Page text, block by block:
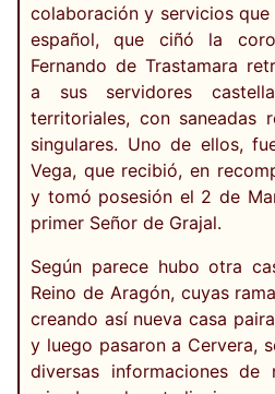
colaboración y servicios
español, que ciñó la
Fernando de Trastamara
a sus servidores
territoriales, con saneadas
singulares. Uno de ellos,
Vega, que recibió, en
y tomó posesión el 2 de
primer Señor de Grajal.
Según parece hubo otra
Reino de Aragón, cuyas
creando así nueva casa
y luego pasaron a Cervera,
diversas informaciones de